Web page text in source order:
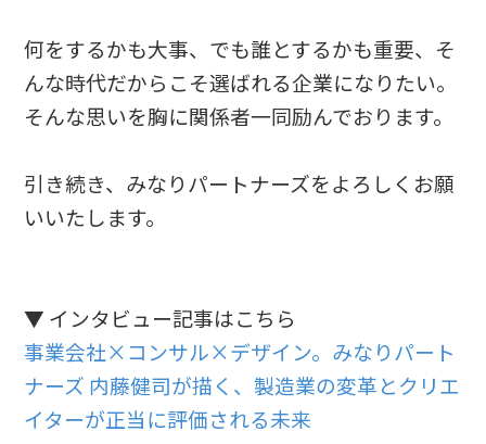
何をするかも大事、でも誰とするかも重要、そ
んな時代だからこそ選ばれる企業になりたい。
そんな思いを胸に関係者一同励んでおります。
引き続き、みなりパートナーズをよろしくお願
いいたします。
▼ インタビュー記事はこちら
事業会社×コンサル×デザイン。みなりパート
ナーズ 内藤健司が描く、製造業の変革とクリエ
イターが正当に評価される未来